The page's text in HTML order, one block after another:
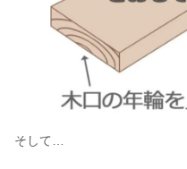
そして…